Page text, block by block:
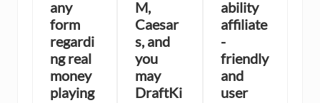
any
form
regardi
ng real
money
playing
M,
Caesar
s, and
you
may
DraftKi
ability
affiliate
-
friendly
and
user